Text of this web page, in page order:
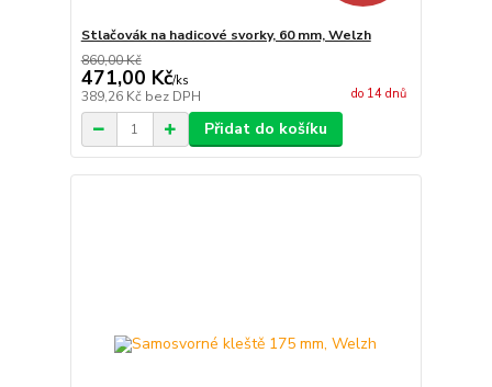
Stlačovák na hadicové svorky, 60 mm, Welzh
860,00 Kč
471,00 Kč/ks
389,26 Kč bez DPH do 14 dnů
Přidat do košíku